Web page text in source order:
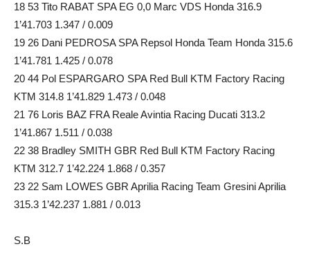
18 53 Tito RABAT SPA EG 0,0 Marc VDS Honda 316.9
1’41.703 1.347 / 0.009
19 26 Dani PEDROSA SPA Repsol Honda Team Honda 315.6
1’41.781 1.425 / 0.078
20 44 Pol ESPARGARO SPA Red Bull KTM Factory Racing
KTM 314.8 1’41.829 1.473 / 0.048
21 76 Loris BAZ FRA Reale Avintia Racing Ducati 313.2
1’41.867 1.511 / 0.038
22 38 Bradley SMITH GBR Red Bull KTM Factory Racing
KTM 312.7 1’42.224 1.868 / 0.357
23 22 Sam LOWES GBR Aprilia Racing Team Gresini Aprilia
315.3 1’42.237 1.881 / 0.013
S.B